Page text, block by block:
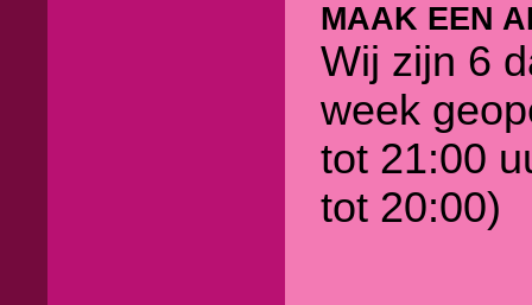
MAAK EEN
Wij zijn 6
week
tot 21:00
tot 20:00)